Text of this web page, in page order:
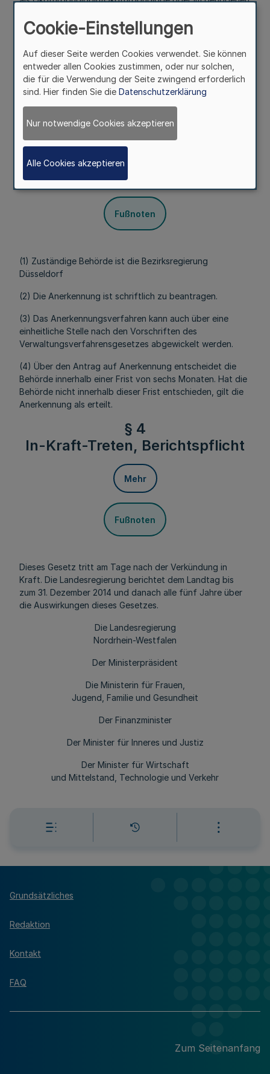
des Anwaltsberufs befähigende Ausbildung oder eine
vergleichbare Ausbildung verfügen.
(2) Eine Anerkennung kommt nicht in Betracht, wenn
neben der Schuldnerberatung Kredit-, Finanz-,
Finanzvermittlungs- oder ähnliche Dienste gewerblich
betrieben werden.
§ 3
Anerkennungsverfahren
Fußnoten
(1) Zuständige Behörde ist die Bezirksregierung
Düsseldorf
(2) Die Anerkennung ist schriftlich zu beantragen.
(3) Das Anerkennungsverfahren kann auch über eine
einheitliche Stelle nach den Vorschriften des
Verwaltungsverfahrensgesetzes abgewickelt werden.
(4) Über den Antrag auf Anerkennung entscheidet die
Behörde innerhalb einer Frist von sechs Monaten. Hat die
Behörde nicht innerhalb dieser Frist entschieden, gilt die
Anerkennung als erteilt.
§ 4
In-Kraft-Treten, Berichtspflicht
Mehr
Fußnoten
Dieses Gesetz tritt am Tage nach der Verkündung in
Kraft. Die Landesregierung berichtet dem Landtag bis
zum 31. Dezember 2014 und danach alle fünf Jahre über
die Auswirkungen dieses Gesetzes.
Die Landesregierung
Nordrhein-Westfalen
Der Ministerpräsident
Die Ministerin für Frauen,
Jugend, Familie und Gesundheit
Der Finanzminister
Der Minister für Inneres und Justiz
Der Minister für Wirtschaft
und Mittelstand, Technologie und Verkehr
Grundsätzliches
Redaktion
Kontakt
FAQ
Zum Seitenanfang
Cookie-Einstellungen
Auf dieser Seite werden Cookies verwendet. Sie können
entweder allen Cookies zustimmen, oder nur solchen,
die für die Verwendung der Seite zwingend erforderlich
sind. Hier finden Sie die Datenschutzerklärung
Nur notwendige Cookies akzeptieren
Alle Cookies akzeptieren